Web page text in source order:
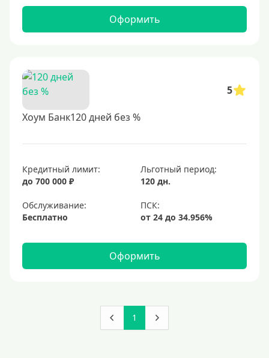
Оформить
5
Хоум Банк120 дней без %
Кредитный лимит:
до 700 000 ₽
Льготный период:
120 дн.
Обслуживание:
Бесплатно
Оформить
1